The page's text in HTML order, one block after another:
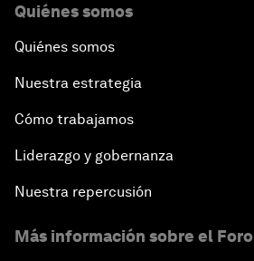
Quiénes somos
Quiénes somos
Nuestra estrategia
Cómo trabajamos
Liderazgo y gobernanza
Nuestra repercusión
Más información sobre el Foro